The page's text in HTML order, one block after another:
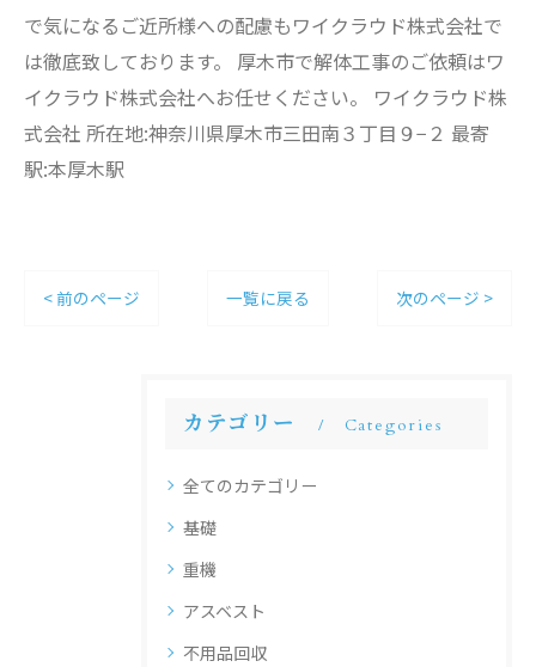
で気になるご近所様への配慮もワイクラウド株式会社で
は徹底致しております。 厚木市で解体工事のご依頼はワ
イクラウド株式会社へお任せください。 ワイクラウド株
式会社 所在地:神奈川県厚木市三田南３丁目９−２ 最寄
駅:本厚木駅
< 前のページ 一覧に戻る 次のページ >
カテゴリー Categories
全てのカテゴリー
基礎
重機
アスベスト
不用品回収